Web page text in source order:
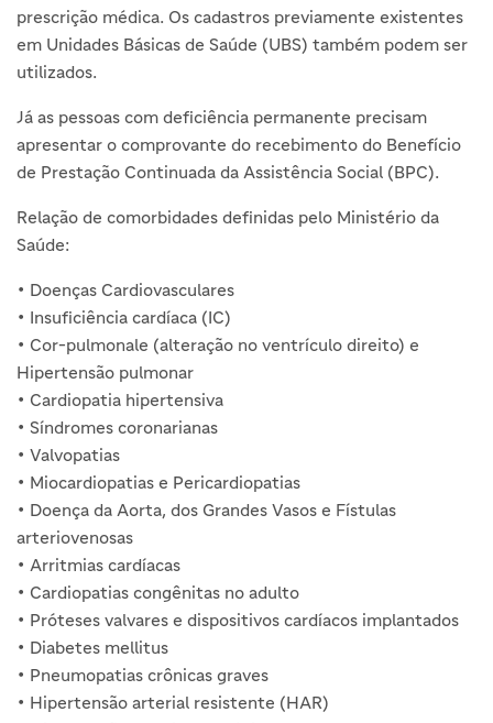
prescrição médica. Os cadastros previamente existentes
em Unidades Básicas de Saúde (UBS) também podem ser
utilizados.
Já as pessoas com deficiência permanente precisam
apresentar o comprovante do recebimento do Benefício
de Prestação Continuada da Assistência Social (BPC).
Relação de comorbidades definidas pelo Ministério da
Saúde:
• Doenças Cardiovasculares
• Insuficiência cardíaca (IC)
• Cor-pulmonale (alteração no ventrículo direito) e
Hipertensão pulmonar
• Cardiopatia hipertensiva
• Síndromes coronarianas
• Valvopatias
• Miocardiopatias e Pericardiopatias
• Doença da Aorta, dos Grandes Vasos e Fístulas
arteriovenosas
• Arritmias cardíacas
• Cardiopatias congênitas no adulto
• Próteses valvares e dispositivos cardíacos implantados
• Diabetes mellitus
• Pneumopatias crônicas graves
• Hipertensão arterial resistente (HAR)